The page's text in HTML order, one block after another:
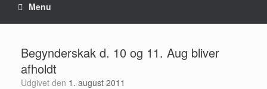
Menu
Begynderskak d. 10 og 11. Aug bliver
afholdt
Udgivet den 1. august 2011